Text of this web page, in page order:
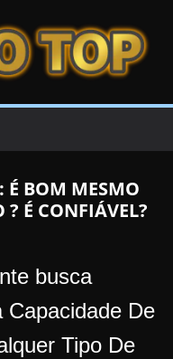
É BOM MESMO
É CONFIÁVEL?
busca
Capacidade De
Tipo De